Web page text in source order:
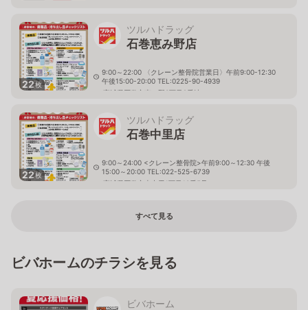
22枚
ツルハドラッグ
石巻恵み野店
9:00～22:00 〈クレーン整骨院営業日〉午前9:00-12:30
午後15:00-20:00 TEL:0225-90-4939
宮城県石巻市恵み野3丁目2番地１４
22枚
ツルハドラッグ
石巻中里店
9:00～24:00 <クレーン整骨院>午前9:00～12:30 午後
15:00～20:00 TEL:022-525-6739
宮城県石巻市南中里1丁目10番5号
すべて見る
ビバホームのチラシを見る
ビバホーム